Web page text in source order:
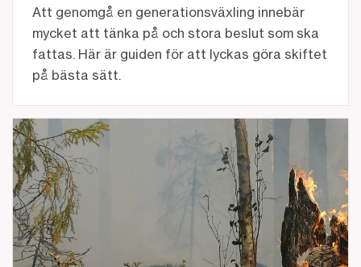
Att genomgå en generationsväxling innebär
mycket att tänka på och stora beslut som ska
fattas. Här är guiden för att lyckas göra skiftet
på bästa sätt.
Efter branden – vad säger banken och